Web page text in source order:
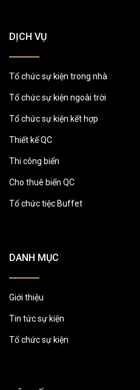
DỊCH VỤ
Tổ chức sự kiện trong nhà
Tổ chức sự kiện ngoài trời
Tổ chức sự kiện kết hợp
Thiết kế QC
Thi công biển
Cho thuê biển QC
Tổ chức tiệc Buffet
DANH MỤC
Giới thiệu
Tin tức sự kiện
Tổ chức sự kiện